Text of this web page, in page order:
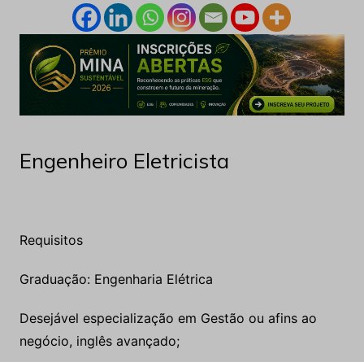
Engenheiro Eletricista
Requisitos
Graduação: Engenharia Elétrica
Desejável especialização em Gestão ou afins ao
negócio, inglês avançado;